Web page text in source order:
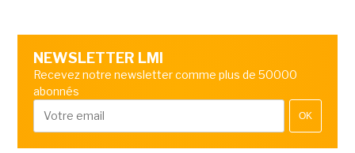
NEWSLETTER LMI
Recevez notre newsletter comme plus de 50000
abonnés
OK